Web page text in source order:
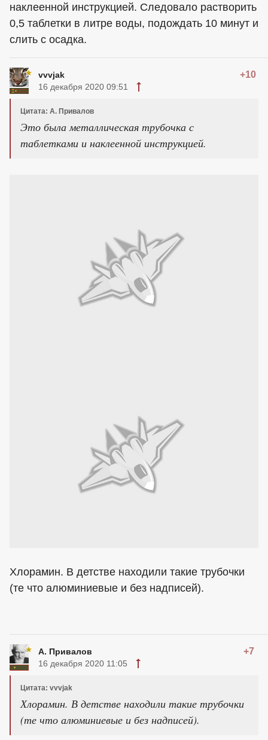
наклеенной инструкцией. Следовало растворить
0,5 таблетки в литре воды, подождать 10 минут и
слить с осадка.
vvvjak +10
16 декабря 2020 09:51
Цитата: А. Привалов
Это была металлическая трубочка с
таблетками и наклеенной инструкцией.
Хлорамин. В детстве находили такие трубочки
(те что алюминиевые и без надписей).
А. Привалов +7
16 декабря 2020 11:05
Цитата: vvvjak
Хлорамин. В детстве находили такие трубочки
(те что алюминиевые и без надписей).